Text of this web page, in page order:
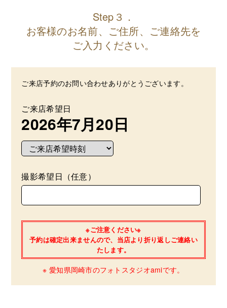
Step３．
お客様のお名前、ご住所、ご連絡先を
ご入力ください。
ご来店予約のお問い合わせありがとうございます。
ご来店希望日
2026年7月20日
撮影希望日（任意）
※ご注意ください※
予約は確定出来ませんので、当店より折り返しご連絡い
たします。
※ 愛知県岡崎市のフォトスタジオamiです。